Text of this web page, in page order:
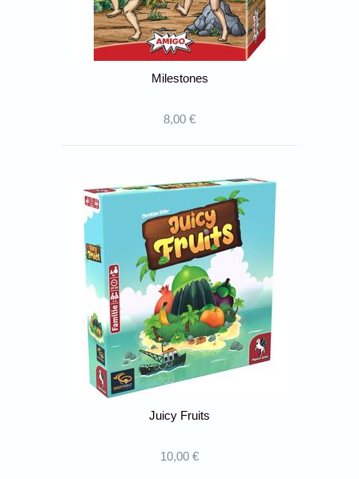
Milestones
8,00 €
Juicy Fruits
10,00 €